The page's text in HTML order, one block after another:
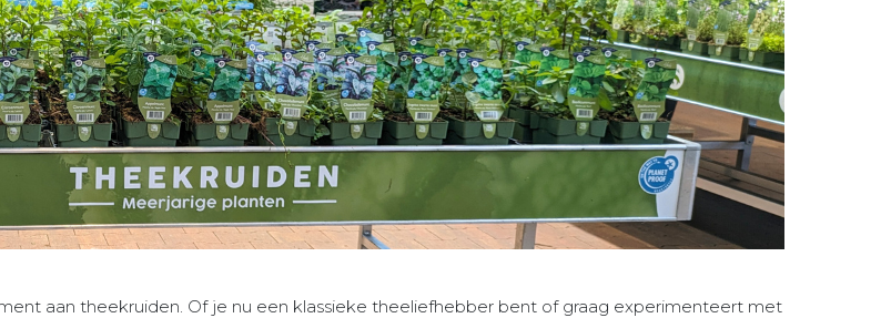
aan theekruiden. Of je nu een klassieke theeliefhebber bent of graag experimenteert met